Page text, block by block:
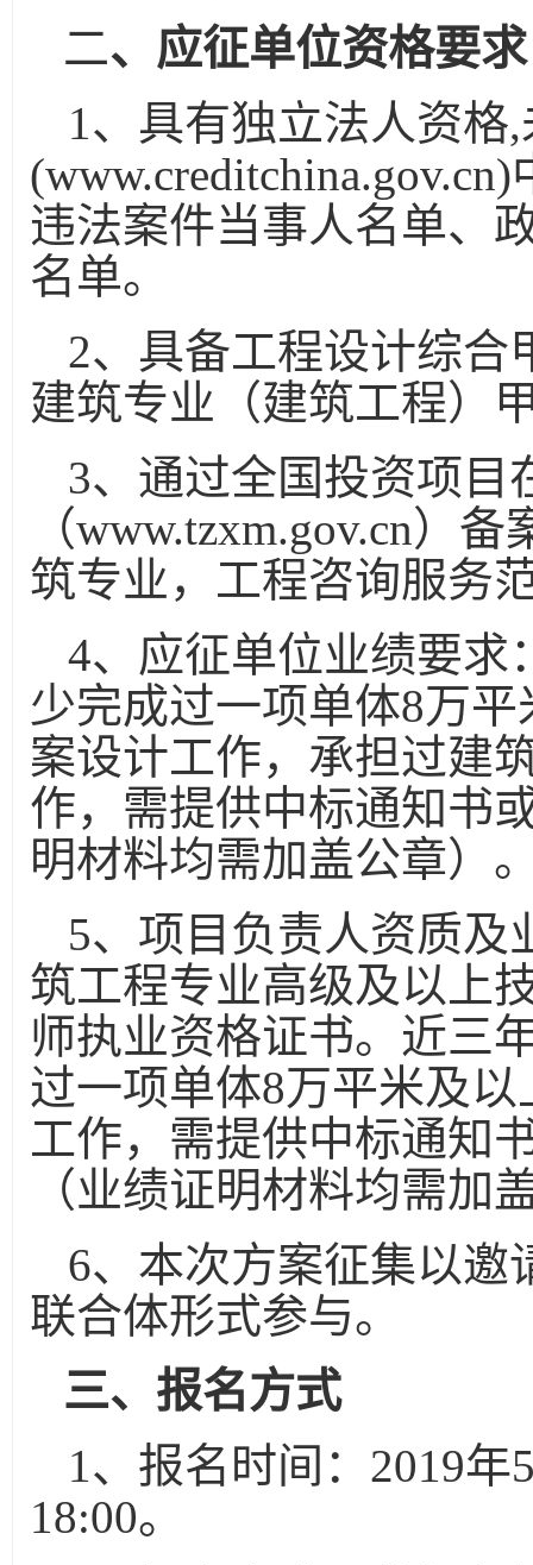
二、 应征单位资格要求
1、 具有独立法人资格,
(www.creditchina.gov.cn)
违法案件当事人名单、
名单。
2、具备工程设计综合
建筑专业（建筑工程）
3、通过全国投资项目
（www.tzxm.gov.cn）备
筑专业，工程咨询服务
4、应征单位业绩要求
少完成过一项单体8万平
案设计工作，承担过建
作，需提供中标通知书
明材料均需加盖公章）
5、项目负责人资质及
筑工程专业高级及以上
师执业资格证书。近三
过一项单体8万平米及
工作，需提供中标通知
（业绩证明材料均需加
6、本次方案征集以邀
联合体形式参与。
三、报名方式
1、报名时间： 2019年
18:00。